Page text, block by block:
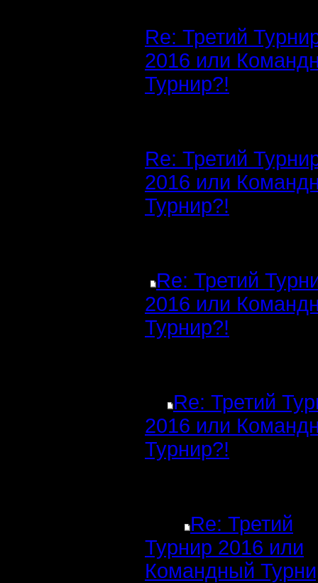
Re: Третий
2016 или
Турнир?!
Re: Третий
2016 или
Турнир?!
Re: Третий
2016 или
Турнир?!
Re: Третий
2016 или
Турнир?!
Re: Третий
Турнир 2016 или
Командный